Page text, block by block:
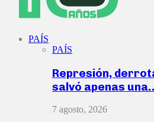
PAÍS
PAÍS
Represión,
salvó apenas
7 agosto, 2026